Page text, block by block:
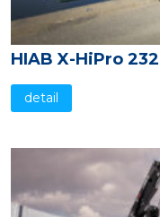
HIAB X-HiPro 232
detail